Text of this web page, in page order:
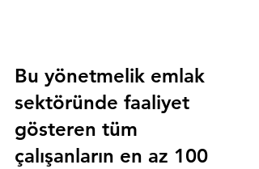
Bu yönetmelik emlak
sektöründe faaliyet
gösteren tüm
çalışanların en az 100